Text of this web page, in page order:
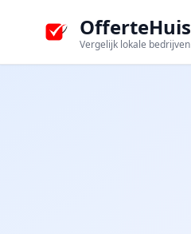
OfferteHuis
Vergelijk lokale bedrijven